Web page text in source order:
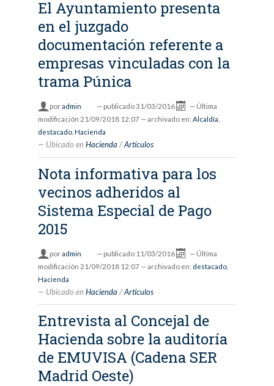
El Ayuntamiento presenta
en el juzgado
documentación referente a
empresas vinculadas con la
trama Púnica
poradmin — publicado31/03/2016 — Última
modificación 21/09/2018 12:07 — archivado en: Alcaldía
destacado, Hacienda
Ubicado en Hacienda /Artículos
Nota informativa para los
vecinos adheridos al
Sistema Especial de Pago
2015
poradmin — publicado 11/03/2016 — Última
modificación 21/09/2018 12:07 — archivado en: destacado,
Hacienda
Ubicado en Hacienda /Artículos
Entrevista al Concejal de
Hacienda sobre la auditoría
de EMUVISA (Cadena SER
Madrid Oeste)